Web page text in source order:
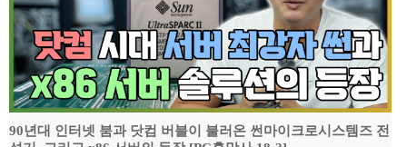
90년대 인터넷 붐과 닷컴 버블이 불러온 썬마이크로시스템즈 전